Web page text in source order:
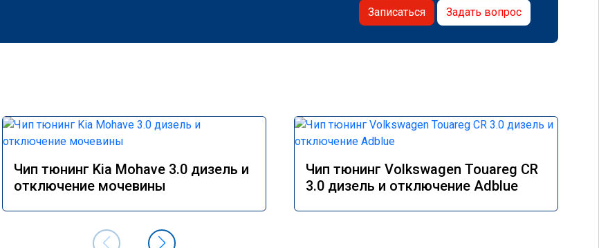
Записаться Задать вопрос
Чип тюнинг Kia Mohave 3.0 дизель и
отключение мочевины
Чип тюнинг Volkswagen Touareg CR
3.0 дизель и отключение Adblue